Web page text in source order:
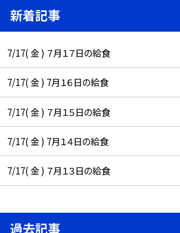
新着記事
7/17( 金 ) ７月１７日の給食
7/17( 金 ) 7月１６日の給食
7/17( 金 ) ７月１５日の給食
7/17( 金 ) 7月１４日の給食
7/17( 金 ) ７月１３日の給食
過去記事